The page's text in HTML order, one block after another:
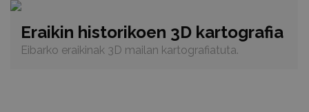
Eraikin historikoen 3D kartografia
Eibarko eraikinak 3D mailan kartografiatuta.